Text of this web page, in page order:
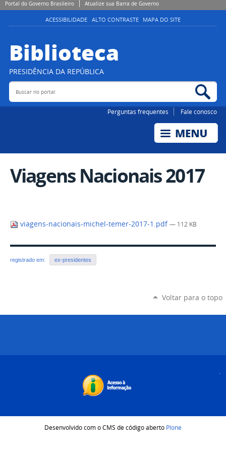
Portal do Governo Brasileiro Atualize sua Barra de Governo
ACESSIBILIDADE ALTO CONTRASTE MAPA DO SITE
Biblioteca
PRESIDÊNCIA DA REPÚBLICA
Buscar no portal
Perguntas frequentes Fale conosco
Viagens Nacionais 2017
viagens-nacionais-michel-temer-2017-1.pdf — 112 KB
registrado em: ex-presidentes
Voltar para o topo
Desenvolvido com o CMS de código aberto Plone